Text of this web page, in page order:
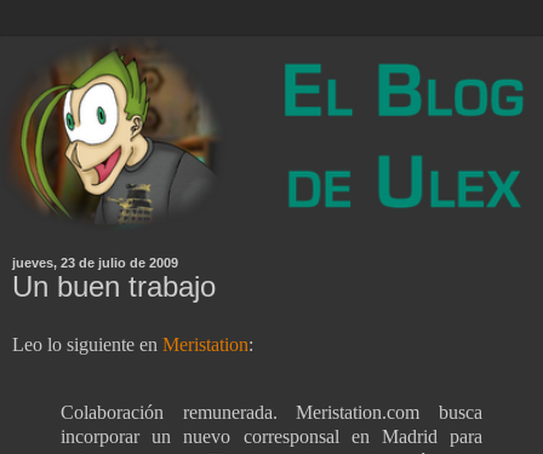
jueves, 23 de julio de 2009
Un buen trabajo
Leo lo siguiente en Meristation:
Colaboración remunerada. Meristation.com busca
incorporar un nuevo corresponsal en Madrid para